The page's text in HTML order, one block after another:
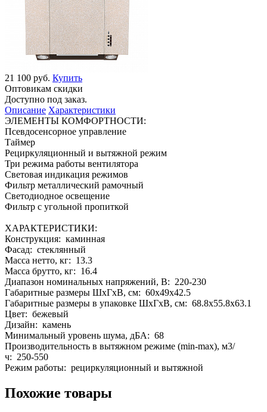
21 100 руб. Купить
Оптовикам скидки
Доступно под заказ.
Описание Характеристики
ЭЛЕМЕНТЫ КОМФОРТНОСТИ:
Псевдосенсорное управление
Таймер
Рециркуляционный и вытяжной режим
Три режима работы вентилятора
Световая индикация режимов
Фильтр металлический рамочный
Светодиодное освещение
Фильтр с угольной пропиткой
ХАРАКТЕРИСТИКИ:
Конструкция: каминная
Фасад: стеклянный
Масса нетто, кг: 13.3
Масса брутто, кг: 16.4
Диапазон номинальных напряжений, В: 220-230
Габаритные размеры ШхГхВ, см: 60x49x42.5
Габаритные размеры в упаковке ШхГхВ, см: 68.8x55.8x63.1
Цвет: бежевый
Дизайн: камень
Минимальный уровень шума, дБА: 68
Производительность в вытяжном режиме (min-max), м3/
ч: 250-550
Режим работы: рециркуляционный и вытяжной
Похожие товары